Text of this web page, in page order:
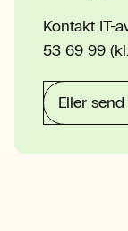
Kontakt IT-
53 69 99
Eller